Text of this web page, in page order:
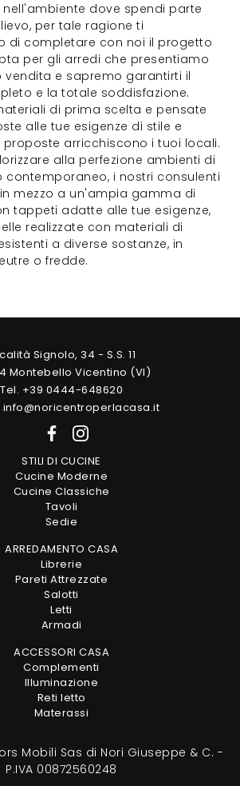
dove spendi parte
per tale ragione ti
di completare con noi il progetto
per gli arredi che presentiamo
vendita e sapremo garantirti il
e la totale soddisfazione.
di prima scelta e pensate
alle tue esigenze di stile e
proposte arricchiscono i tuoi locali.
alla perfezione ambienti di
contemporaneo, i nostri consulenti
mezzo a un'ampia gamma di
tappeti adatte alle tue esigenze,
realizzate con materiali di
a diverse sostanze, in
o fredde.
Signolo, 34 - S.S. 11
Montebello Vicentino (VI)
Tel. +39 0444-648620
info@noricentroperlacasa.it
STILI DI CUCINE
Cucine Moderne
Cucine Classiche
Tavoli
Sedie
ARREDAMENTO CASA
Librerie
Pareti Attrezzate
Salotti
Letti
Armadi
ACCESSORI CASA
Complementi
Illuminazione
Reti letto
Materassi
Mobili Sas di Nori Giuseppe & C. -
P.IVA 00872560248